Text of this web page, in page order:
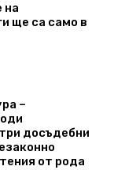
на
ще са само в
–
досъдебни
от рода